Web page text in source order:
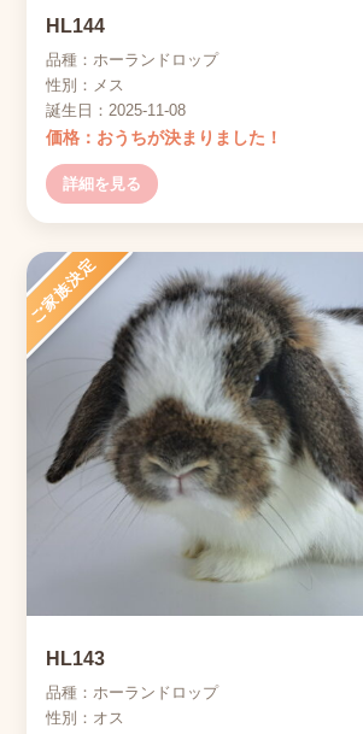
HL144
品種：ホーランドロップ
性別：メス
誕生日：2025-11-08
価格：おうちが決まりました！
詳細を見る
ご家族決定
HL143
品種：ホーランドロップ
性別：オス